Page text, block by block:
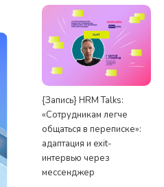
{Запись} HRM Talks:
«Сотрудникам легче
общаться в переписке»:
адаптация и exit-
интервью через
мессенджер